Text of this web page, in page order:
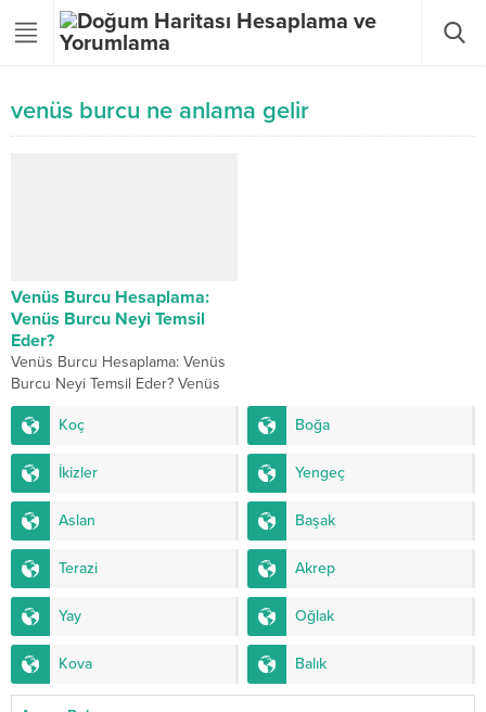
venüs burcu ne anlama gelir
Venüs Burcu Hesaplama:
Venüs Burcu Neyi Temsil
Eder?
Venüs Burcu Hesaplama: Venüs
Burcu Neyi Temsil Eder? Venüs
burcu, doğum haritasında aşk,
güzellik, estetik ve değerler
alanında en önemli...
Koç Boğa
İkizler Yengeç
Aslan Başak
Terazi Akrep
Yay Oğlak
Kova Balık